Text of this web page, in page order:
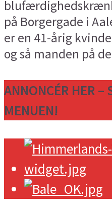
på Borgergade i
er en 41-årig
og så manden på
ANNONCÉR HER –
MENUEN!